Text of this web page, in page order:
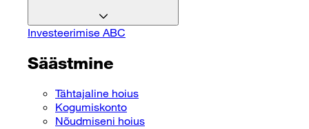
Investeerimise ABC
Säästmine
Tähtajaline hoius
Kogumiskonto
Nõudmiseni hoius